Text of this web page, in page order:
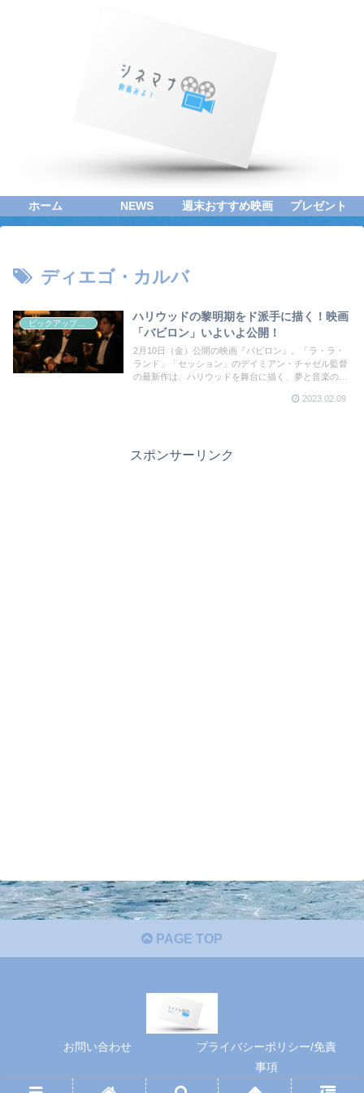
ホーム NEWS 週末おすすめ映画 プレゼント
ディエゴ・カルバ
ピックアップシネマ
ハリウッドの黎明期をド派手に描く！映画
「バビロン」いよいよ公開！
2月10日（金）公開の映画『バビロン』。「ラ・ラ・
ランド」「セッション」のデイミアン・チャゼル監督
の最新作は、ハリウッドを舞台に描く、夢と音楽のエ
のエネルギーがスクリーンから迸る作品。2023.02.09
スポンサーリンク
PAGE TOP
お問い合わせ
プライバシーポリシー/免責
事項